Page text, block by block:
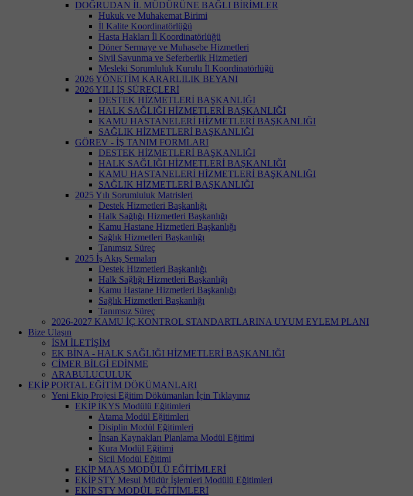
DOĞRUDAN İL MÜDÜRÜNE BAĞLI BİRİMLER
Hukuk ve Muhakemat Birimi
İl Kalite Koordinatörlüğü
Hasta Hakları İl Koordinatörlüğü
Döner Sermaye ve Muhasebe Hizmetleri
Sivil Savunma ve Seferberlik Hizmetleri
Mesleki Sorumluluk Kurulu İl Koordinatörlüğü
2026 YÖNETİM KARARLILIK BEYANI
2026 YILI İŞ SÜREÇLERİ
DESTEK HİZMETLERİ BAŞKANLIĞI
HALK SAĞLIĞI HİZMETLERİ BAŞKANLIĞI
KAMU HASTANELERİ HİZMETLERİ BAŞKANLIĞI
SAĞLIK HİZMETLERİ BAŞKANLIĞI
GÖREV - İŞ TANIM FORMLARI
DESTEK HİZMETLERİ BAŞKANLIĞI
HALK SAĞLIĞI HİZMETLERİ BAŞKANLIĞI
KAMU HASTANELERİ HİZMETLERİ BAŞKANLIĞI
SAĞLIK HİZMETLERİ BAŞKANLIĞI
2025 Yılı Sorumluluk Matrisleri
Destek Hizmetleri Başkanlığı
Halk Sağlığı Hizmetleri Başkanlığı
Kamu Hastane Hizmetleri Başkanlığı
Sağlık Hizmetleri Başkanlığı
Tanımsız Süreç
2025 İş Akış Şemaları
Destek Hizmetleri Başkanlığı
Halk Sağlığı Hizmetleri Başkanlığı
Kamu Hastane Hizmetleri Başkanlığı
Sağlık Hizmetleri Başkanlığı
Tanımsız Süreç
2026-2027 KAMU İÇ KONTROL STANDARTLARINA UYUM EYLEM PLANI
Bize Ulaşın
İSM İLETİŞİM
EK BİNA - HALK SAĞLIĞI HİZMETLERİ BAŞKANLIĞI
CİMER BİLGİ EDİNME
ARABULUCULUK
EKİP PORTAL EĞİTİM DÖKÜMANLARI
Yeni Ekip Projesi Eğitim Dökümanları İçin Tıklayınız
EKİP İKYS Modülü Eğitimleri
Atama Modül Eğitimleri
Disiplin Modül Eğitimleri
İnsan Kaynakları Planlama Modül Eğitimi
Kura Modül Eğitimi
Sicil Modül Eğitimi
EKİP MAAŞ MODÜLÜ EĞİTİMLERİ
EKİP STY Mesul Müdür İşlemleri Modülü Eğitimleri
EKİP STY MODÜL EĞİTİMLERİ